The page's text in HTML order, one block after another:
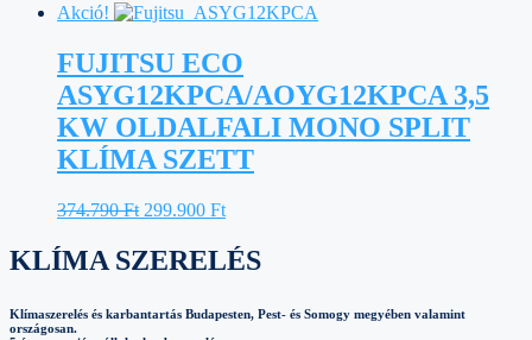
Akció!
FUJITSU ECO
ASYG12KPCA/AOYG12KPCA 3,5
KW OLDALFALI MONO SPLIT
KLÍMA SZETT
374.790Ft Original
was:
374.790 Ft.
299.900 FtCurrent
is:
299.900 Ft.
KLÍMA SZERELÉS
Klímaszerelés és karbantartás Budapesten, Pest- és Somogy megyében valamint
országosan.